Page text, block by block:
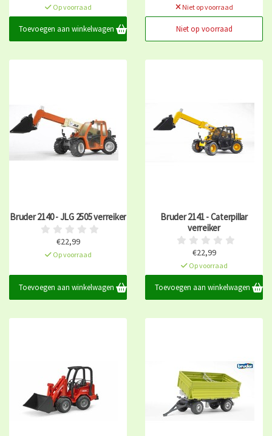
Op voorraad
Toevoegen aan winkelwagen
Niet op voorraad
Niet op voorraad
Bruder 2140 - JLG 2505 verreiker
€22,99
Op voorraad
Toevoegen aan winkelwagen
Bruder 2141 - Caterpillar
verreiker
€22,99
Op voorraad
Toevoegen aan winkelwagen